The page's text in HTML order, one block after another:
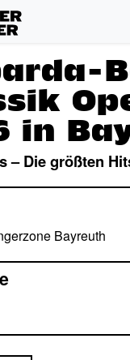
in
– Die größten
Bayreuth